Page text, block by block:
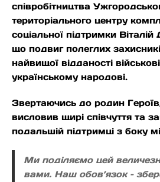
співробітництва
територіального центру
соціальної підтримки
що подвиг полеглих
найвищої відданості
українському народові.
Звертаючись до родин
висловив щирі співчуття та
подальшій підтримці з боку
Ми поділяємо цей
вами. Наш обов’язок –